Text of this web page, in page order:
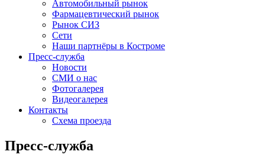
Автомобильный рынок
Фармацевтический рынок
Рынок СИЗ
Сети
Наши партнёры в Костроме
Пресс-служба
Новости
СМИ о нас
Фотогалерея
Видеогалерея
Контакты
Схема проезда
Пресс-служба